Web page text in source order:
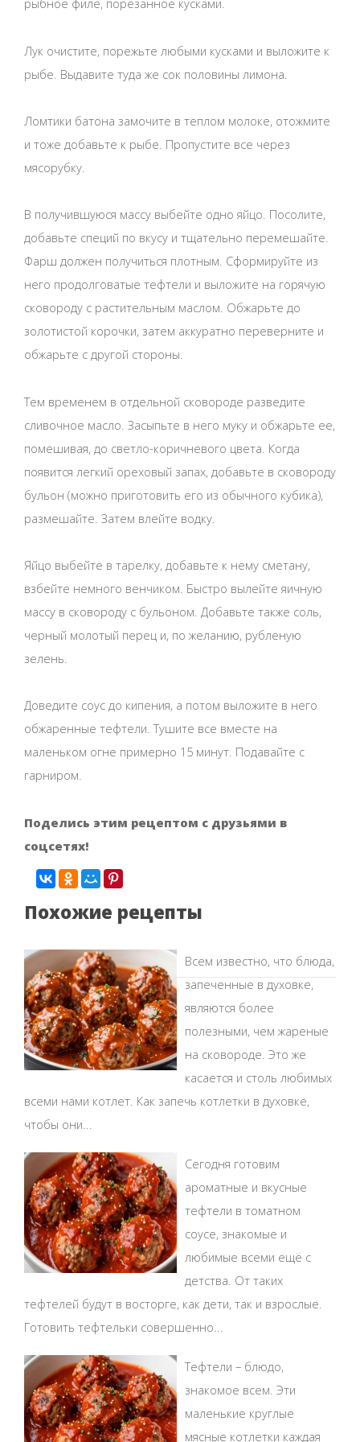
рыбное филе, порезанное кусками.
Лук очистите, порежьте любыми кусками и выложите к
рыбе. Выдавите туда же сок половины лимона.
Ломтики батона замочите в теплом молоке, отожмите
и тоже добавьте к рыбе. Пропустите все через
мясорубку.
В получившуюся массу выбейте одно яйцо. Посолите,
добавьте специй по вкусу и тщательно перемешайте.
Фарш должен получиться плотным. Сформируйте из
него продолговатые тефтели и выложите на горячую
сковороду с растительным маслом. Обжарьте до
золотистой корочки, затем аккуратно переверните и
обжарьте с другой стороны.
Тем временем в отдельной сковороде разведите
сливочное масло. Засыпьте в него муку и обжарьте ее,
помешивая, до светло-коричневого цвета. Когда
появится легкий ореховый запах, добавьте в сковороду
бульон (можно приготовить его из обычного кубика),
размешайте. Затем влейте водку.
Яйцо выбейте в тарелку, добавьте к нему сметану,
взбейте немного венчиком. Быстро вылейте яичную
массу в сковороду с бульоном. Добавьте также соль,
черный молотый перец и, по желанию, рубленую
зелень.
Доведите соус до кипения, а потом выложите в него
обжаренные тефтели. Тушите все вместе на
маленьком огне примерно 15 минут. Подавайте с
гарниром.
Поделись этим рецептом с друзьями в
соцсетях!
Похожие рецепты
Всем известно, что блюда,
запеченные в духовке,
являются более
полезными, чем жареные
на сковороде. Это же
касается и столь любимых
всеми нами котлет. Как запечь котлетки в духовке,
чтобы они...
Сегодня готовим
ароматные и вкусные
тефтели в томатном
соусе, знакомые и
любимые всеми ещё с
детства. От таких
тефтелей будут в восторге, как дети, так и взрослые.
Готовить тефтельки совершенно...
Тефтели – блюдо,
знакомое всем. Эти
маленькие круглые
мясные котлетки каждая